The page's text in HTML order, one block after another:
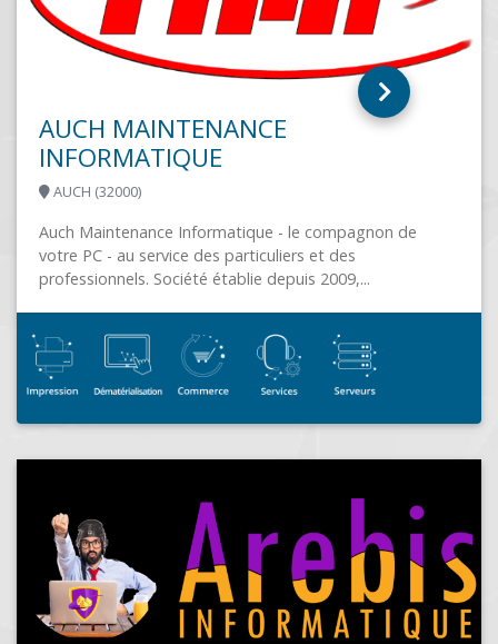
3AMI
MONTBARD (21500)
Nous sommes basés sur le nord, en Côte d'Or et